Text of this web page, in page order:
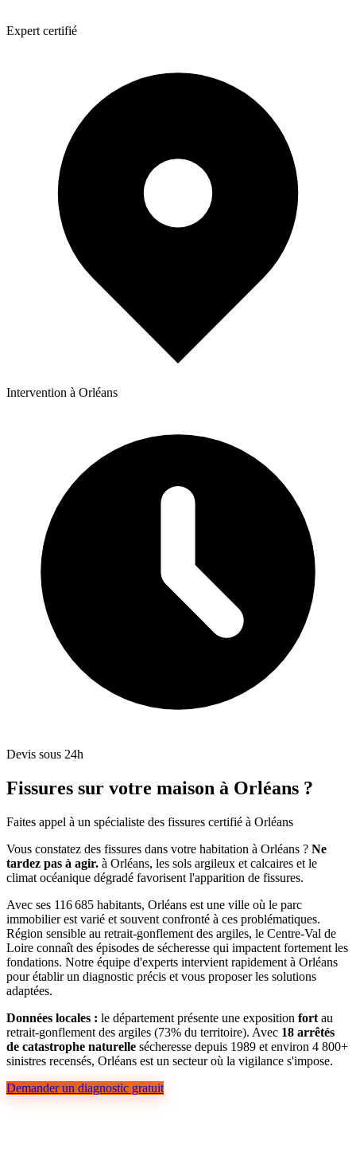
Expert certifié
Intervention à Orléans
Devis sous 24h
Fissures sur votre maison à Orléans ?
Faites appel à un spécialiste des fissures certifié à Orléans
Vous constatez des fissures dans votre habitation à Orléans ? Ne
tardez pas à agir. à Orléans, les sols argileux et calcaires et le
climat océanique dégradé favorisent l'apparition de fissures.
Avec ses 116 685 habitants, Orléans est une ville où le parc
immobilier est varié et souvent confronté à ces problématiques.
Région sensible au retrait-gonflement des argiles, le Centre-Val de
Loire connaît des épisodes de sécheresse qui impactent fortement les
fondations. Notre équipe d'experts intervient rapidement à Orléans
pour établir un diagnostic précis et vous proposer les solutions
adaptées.
Données locales : le département présente une exposition fort au
retrait-gonflement des argiles (73% du territoire). Avec 18 arrêtés
de catastrophe naturelle sécheresse depuis 1989 et environ 4 800+
sinistres recensés, Orléans est un secteur où la vigilance s'impose.
Demander un diagnostic gratuit